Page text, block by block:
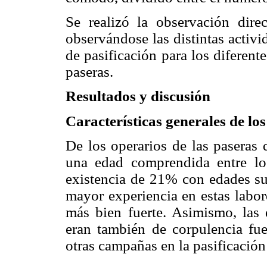
Se realizó la observación
observándose las distintas
de pasificación para los
paseras.
Resultados y discusión
Características generales de
De los operarios de las
una edad comprendida entre
existencia de 21% con edades
mayor experiencia en estas
más bien fuerte. Asimismo, las
eran también de corpulencia
otras campañas en la